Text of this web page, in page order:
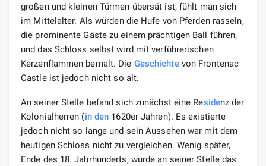
großen und kleinen Türmen übersät ist, fühlt man sich
im Mittelalter. Als würden die Hufe von Pferden rasseln,
die prominente Gäste zu einem prächtigen Ball führen,
und das Schloss selbst wird mit verführerischen
Kerzenflammen bemalt. Die Geschichtevon Frontenac
Castle ist jedoch nicht so alt.
An seiner Stelle befand sich zunächst eine Residenz der
Kolonialherren (in den 1620er Jahren). Es existierte
jedoch nicht so lange und sein Aussehen war mit dem
heutigen Schloss nicht zu vergleichen. Wenig später,
Ende des 18. Jahrhunderts, wurde an seiner Stelle das